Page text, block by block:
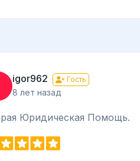
igor962 Гость
8 лет назад
Юридическая Помощь.